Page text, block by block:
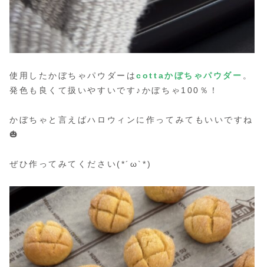
使用したかぼちゃパウダーはcottaかぼちゃパウダー 。
発色も良くて扱いやすいです♪かぼちゃ100％！
かぼちゃと言えばハロウィンに作ってみてもいいですね
🎃
ぜひ作ってみてください(*´ω`*)